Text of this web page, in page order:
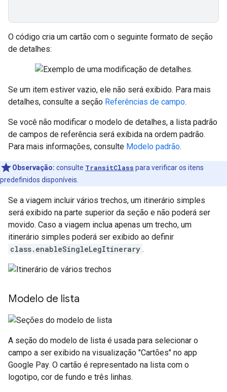
O código cria um cartão com o seguinte formato de seção
de detalhes:
Se um item estiver vazio, ele não será exibido. Para mais
detalhes, consulte a seção Referências de campo.
Se você não modificar o modelo de detalhes, a lista padrão
de campos de referência será exibida na ordem padrão.
Para mais informações, consulte Modelo padrão.
Observação: consulte TransitClass para verificar os itens
predefinidos disponíveis.
Se a viagem incluir vários trechos, um itinerário simples
será exibido na parte superior da seção e não poderá ser
movido. Caso a viagem inclua apenas um trecho, um
itinerário simples poderá ser exibido ao definir
class.enableSingleLegItinerary .
Modelo de lista
A seção do modelo de lista é usada para selecionar o
campo a ser exibido na visualização "Cartões" no app
Google Pay. O cartão é representado na lista com o
logotipo, cor de fundo e três linhas.